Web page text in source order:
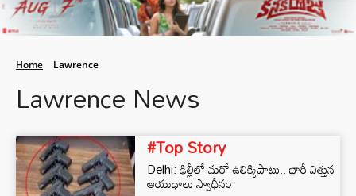
Home Lawrence
Lawrence News
#Top Story
Delhi: ఢిల్లీలో మరో ఉలిక్కిపాటు.. భారీ ఎత్తున
ఆయుధాలు స్వాధీనం